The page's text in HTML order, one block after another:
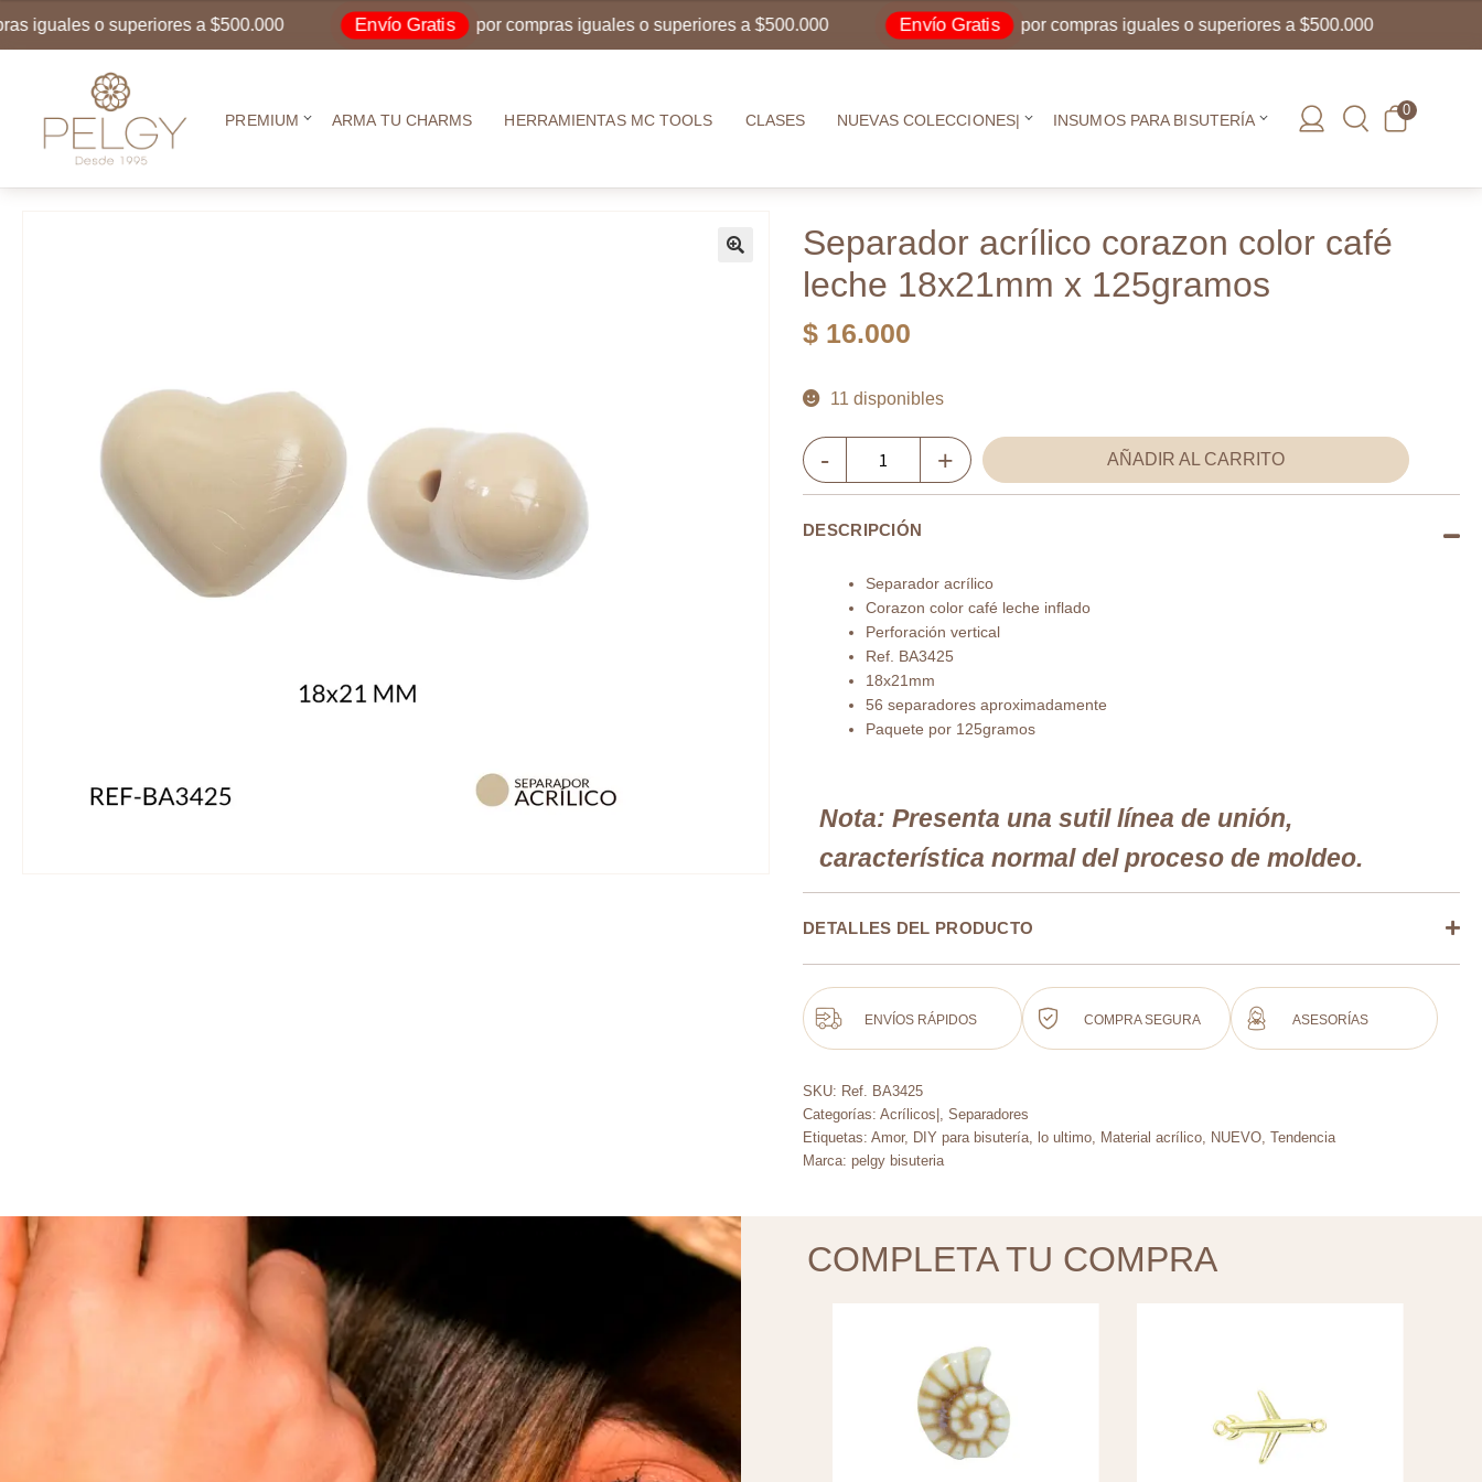
o superiores a $500.000 Envío Gratis por compras iguales o superiores a $500.000 Envío Gratis por compras iguales o superiores a $500.000
PREMIUM ARMA TU CHARMS HERRAMIENTAS MC TOOLS CLASES NUEVAS COLECCIONES| INSUMOS PARA BISUTERÍA
0
Separador acrílico corazon color café
leche 18x21mm x 125gramos
$ 16.000
11 disponibles
-
Separador
acrílico
color
leche
18x21mm
125gramos
cantidad
+ AÑADIR AL CARRITO
DESCRIPCIÓN
Separador acrílico
Corazon color café leche inflado
Perforación vertical
Ref. BA3425
18x21mm
56 separadores aproximadamente
Paquete por 125gramos
Nota: Presenta una sutil línea de unión,
característica normal del proceso de moldeo.
DETALLES DEL PRODUCTO
ENVÍOS RÁPIDOS COMPRA SEGURA ASESORÍAS
SKU: Ref. BA3425
Categorías:Acrílicos| ,Separadores
Etiquetas:Amor, DIY para bisutería lo ultimo Material acrílico NUEVO ,Tendencia
Marca:pelgy bisuteria
COMPLETA TU COMPRA